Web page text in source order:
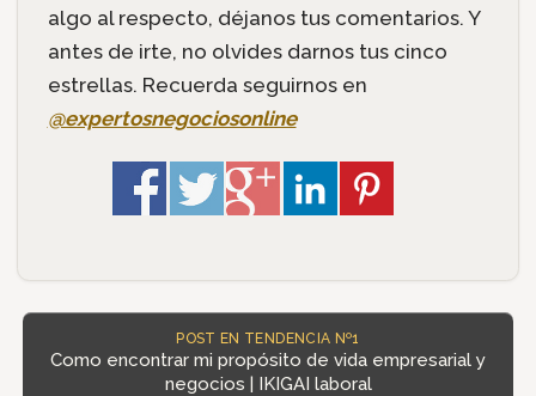
algo al respecto, déjanos tus comentarios. Y
antes de irte, no olvides darnos tus cinco
estrellas. Recuerda seguirnos en
@expertosnegociosonline
POST EN TENDENCIA Nº1
Como encontrar mi propósito de vida empresarial y
negocios | IKIGAI laboral